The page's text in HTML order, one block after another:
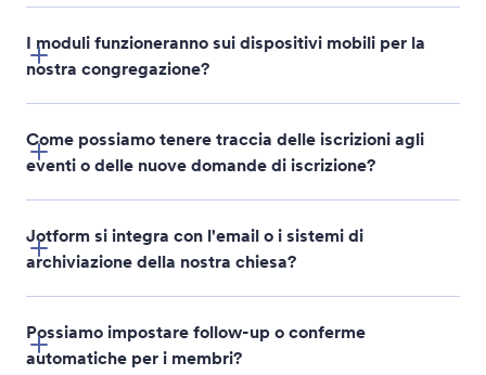
I moduli funzioneranno sui dispositivi mobili per la
nostra congregazione?
Come possiamo tenere traccia delle iscrizioni agli
eventi o delle nuove domande di iscrizione?
Jotform si integra con l'email o i sistemi di
archiviazione della nostra chiesa?
Possiamo impostare follow-up o conferme
automatiche per i membri?